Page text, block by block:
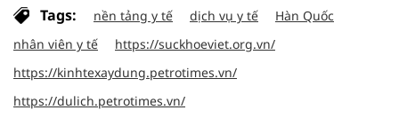
Tags: nền tảng y tế dịch vụ y tế
Hàn Quốc
nhân viên y tế
https://suckhoeviet.org.vn/
https://kinhtexaydung.petrotimes.vn/
https://dulich.petrotimes.vn/